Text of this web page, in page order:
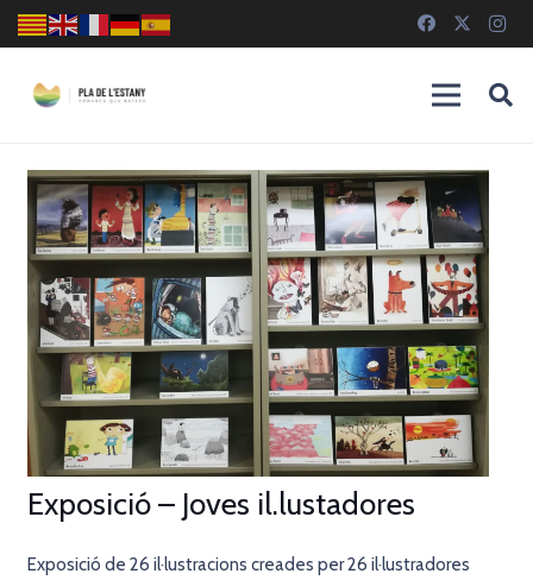
Exposició – Joves il.lustadores
Exposició de 26 il·lustracions creades per 26 il·lustradores